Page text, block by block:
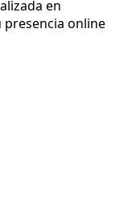
en
presencia online